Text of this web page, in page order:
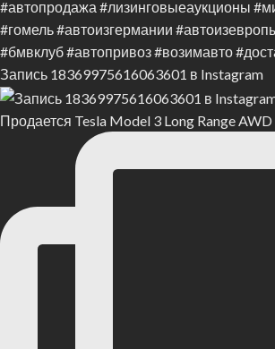
Запись 18369975616063601 в Instagram
Продается Tesla Model 3 Long Range